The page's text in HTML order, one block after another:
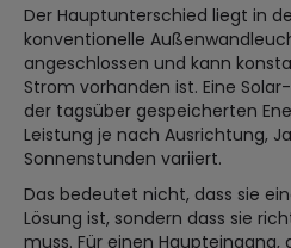
Der Hauptunterschied liegt in
konventionelle
angeschlossen und kann
Strom vorhanden ist. Eine
der tagsüber gespeicherten
Leistung je nach Ausrichtung,
Sonnenstunden variiert.
Das bedeutet nicht, dass sie
Lösung ist, sondern dass sie
muss. Für einen Haupteingang,